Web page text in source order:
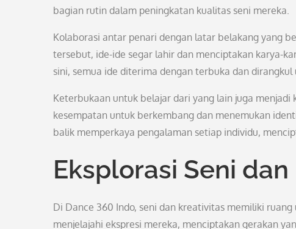
bagian rutin dalam peningkatan kualitas seni mereka.
Kolaborasi antar penari dengan latar belakang yang
tersebut, ide-ide segar lahir dan menciptakan karya-
sini, semua ide diterima dengan terbuka dan
Keterbukaan untuk belajar dari yang lain juga
kesempatan untuk berkembang dan menemukan
balik memperkaya pengalaman setiap individu,
Eksplorasi Seni
Di Dance 360 Indo, seni dan kreativitas memiliki
menjelajahi ekspresi mereka, menciptakan gerakan